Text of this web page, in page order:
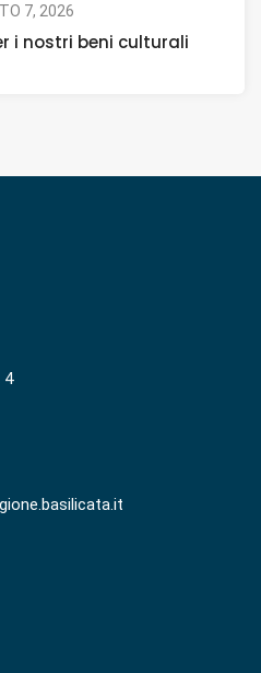
7, 2026
i nostri beni culturali
4